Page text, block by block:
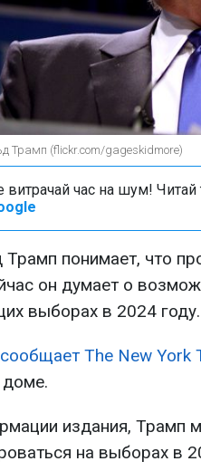
Трамп (flickr.com/gageskidmore)
витрачай час на шум! Читай
понимает, что
он думает о
выборах в 2024 году.
сообщает The New York
издания, Трамп
на выборах в